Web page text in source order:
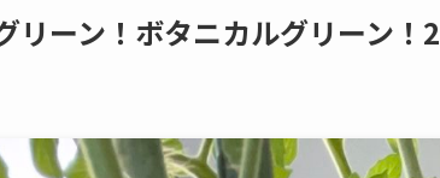
リーン！ボタニカルグリーン！2